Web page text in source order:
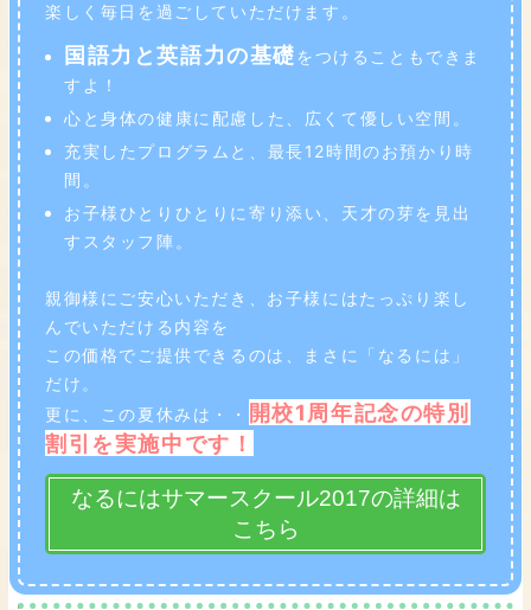
楽しく毎日を過ごしていただけます。
国語力と英語力の基礎 をつけることもできま
すよ！
心と身体の健康に配慮した、広くて優しい空間。
充実したプログラムと、最長12時間のお預かり時
間。
お子様ひとりひとりに寄り添い、天才の芽を見出
すスタッフ陣。
親御様にご安心いただき、お子様にはたっぷり楽し
んでいただける内容を
この価格でご提供できるのは、まさに「なるには」
だけ。
更に、この夏休みは・・
開校1周年記念の特別
割引を実施中です！
なるにはサマースクール2017の詳細は
こちら